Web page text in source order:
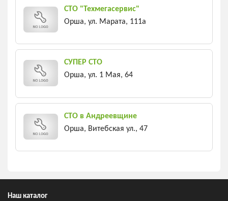
СТО "Техмегасервис"
Орша, ул. Марата, 111а
СУПЕР СТО
Орша, ул. 1 Мая, 64
СТО в Андреевщине
Орша, Витебская ул., 47
Наш каталог